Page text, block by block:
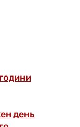
день